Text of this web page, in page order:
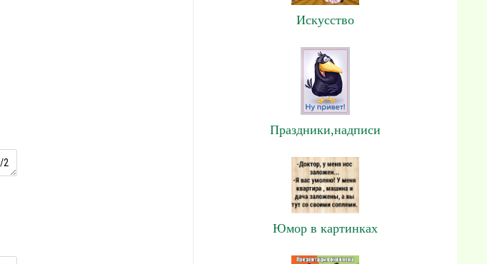
Искусство
Праздники,надписи
Юмор в картинках